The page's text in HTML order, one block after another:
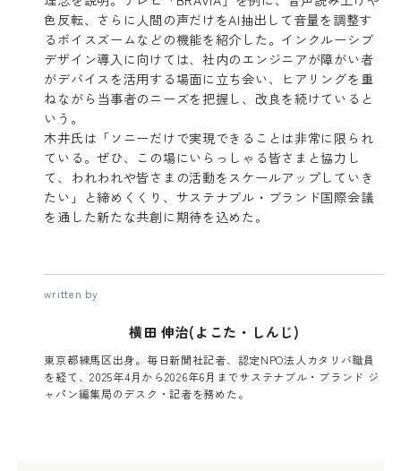
色反転、さらに人間の声だけをAI抽出して音量を調整す
るボイスズームなどの機能を紹介した。インクルーシブ
デザイン導入に向けては、社内のエンジニアが障がい者
がデバイスを活用する場面に立ち会い、ヒアリングを重
ねながら当事者のニーズを把握し、改良を続けていると
いう。
木井氏は「ソニーだけで実現できることは非常に限られ
ている。ぜひ、この場にいらっしゃる皆さまと協力し
て、われわれや皆さまの活動をスケールアップしていき
たい」と締めくくり、サステナブル・ブランド国際会議
を通した新たな共創に期待を込めた。
written by
横田 伸治(よこた・しんじ)
東京都練馬区出身。毎日新聞社記者、認定NPO法人カタリバ職員
を経て、2025年4月から2026年6月までサステナブル・ブランド ジ
ャパン編集局のデスク・記者を務めた。